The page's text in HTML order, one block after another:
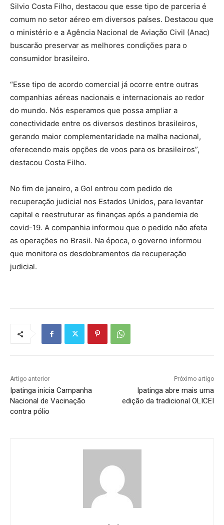
Silvio Costa Filho, destacou que esse tipo de parceria é
comum no setor aéreo em diversos países. Destacou que
o ministério e a Agência Nacional de Aviação Civil (Anac)
buscarão preservar as melhores condições para o
consumidor brasileiro.
“Esse tipo de acordo comercial já ocorre entre outras
companhias aéreas nacionais e internacionais ao redor
do mundo. Nós esperamos que possa ampliar a
conectividade entre os diversos destinos brasileiros,
gerando maior complementaridade na malha nacional,
oferecendo mais opções de voos para os brasileiros”,
destacou Costa Filho.
No fim de janeiro, a Gol entrou com pedido de
recuperação judicial nos Estados Unidos, para levantar
capital e reestruturar as finanças após a pandemia de
covid-19. A companhia informou que o pedido não afeta
as operações no Brasil. Na época, o governo informou
que monitora os desdobramentos da recuperação
judicial.
Artigo anterior
Ipatinga inicia Campanha
Nacional de Vacinação
contra pólio
Próximo artigo
Ipatinga abre mais uma
edição da tradicional OLICEI